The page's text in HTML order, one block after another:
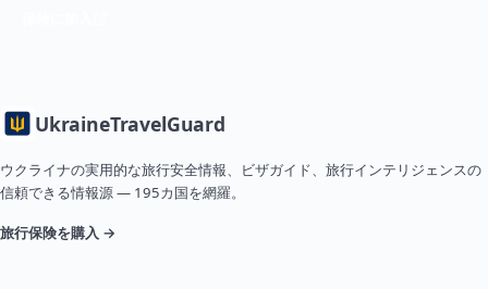
UkraineTravelGuard
ウクライナの実用的な旅行安全情報、ビザガイド、旅行インテリジェンスの
信頼できる情報源 — 195カ国を網羅。
旅行保険を購入 →